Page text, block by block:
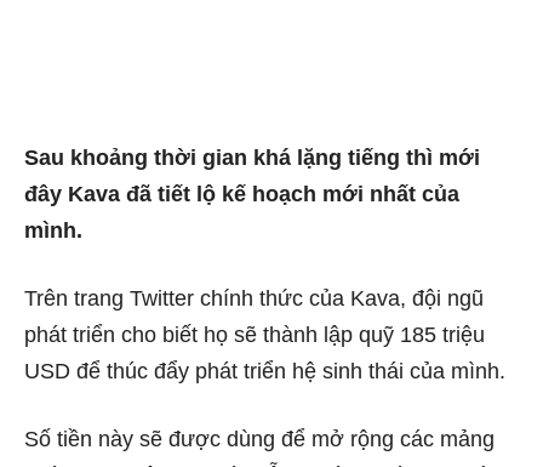
Sau khoảng thời gian khá lặng tiếng thì mới
đây Kava đã tiết lộ kế hoạch mới nhất của
mình.
Trên trang Twitter chính thức của Kava, đội ngũ
phát triển cho biết họ sẽ thành lập quỹ 185 triệu
USD để thúc đẩy phát triển hệ sinh thái của mình.
Số tiền này sẽ được dùng để mở rộng các mảng